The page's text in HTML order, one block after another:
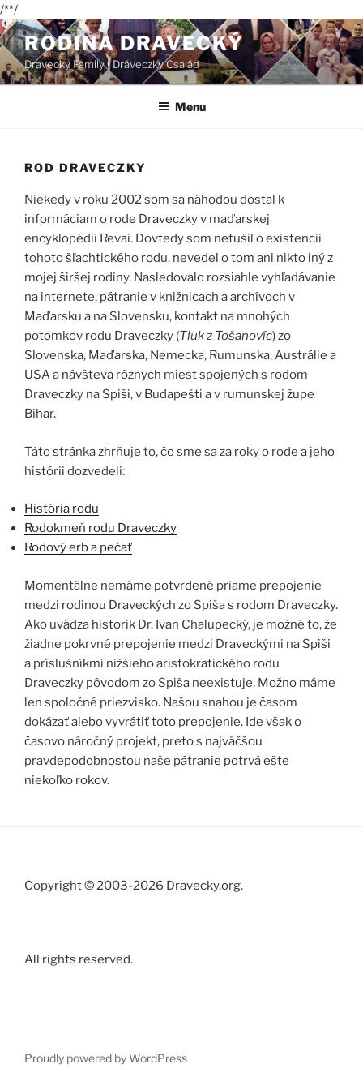
/**/
Skip
to
content
RODINA DRAVECKÝ
Dravecky Family • Dráveczky Család
Menu
ROD DRAVECZKY
Niekedy v roku 2002 som sa náhodou dostal k
informáciam o rode Draveczky v maďarskej
encyklopédii Revai. Dovtedy som netušil o existencii
tohoto šľachtického rodu, nevedel o tom ani nikto iný z
mojej širšej rodiny. Nasledovalo rozsiahle vyhľadávanie
na internete, pátranie v knižnicach a archívoch v
Maďarsku a na Slovensku, kontakt na mnohých
potomkov rodu Draveczky (Tluk z Tošanovíc) zo
Slovenska, Maďarska, Nemecka, Rumunska, Austrálie a
USA a návšteva rôznych miest spojených s rodom
Draveczky na Spiši, v Budapešti a v rumunskej župe
Bihar.
Táto stránka zhrňuje to, čo sme sa za roky o rode a jeho
histórii dozvedeli:
História rodu
Rodokmeň rodu Draveczky
Rodový erb a pečať
Momentálne nemáme potvrdené priame prepojenie
medzi rodinou Draveckých zo Spiša s rodom Draveczky.
Ako uvádza historik Dr. Ivan Chalupecký, je možné to, že
žiadne pokrvné prepojenie medzi Draveckými na Spiši
a príslušníkmi nižšieho aristokratického rodu
Draveczky pôvodom zo Spiša neexistuje. Možno máme
len spoločné priezvisko. Našou snahou je časom
dokázať alebo vyvrátiť toto prepojenie. Ide však o
časovo náročný projekt, preto s najväčšou
pravdepodobnosťou naše pátranie potrvá ešte
niekoľko rokov.
Copyright © 2003-2026 Dravecky.org.
All rights reserved.
Proudly powered by WordPress